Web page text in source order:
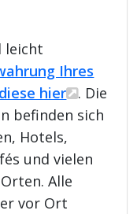
leicht
Ihres
hier
. Die
befinden sich
Hotels,
und vielen
Alle
vor Ort